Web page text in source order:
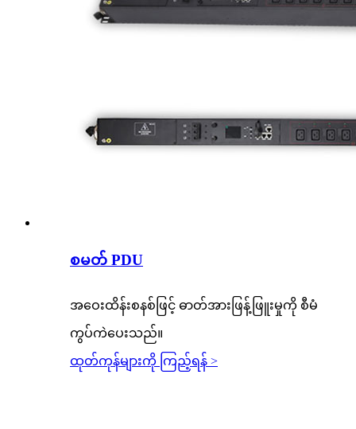
စမတ် PDU
အဝေးထိန်းစနစ်ဖြင့် ဓာတ်အားဖြန့်ဖြူးမှုကို စီမံ
ကွပ်ကဲပေးသည်။
ထုတ်ကုန်များကို ကြည့်ရန် >